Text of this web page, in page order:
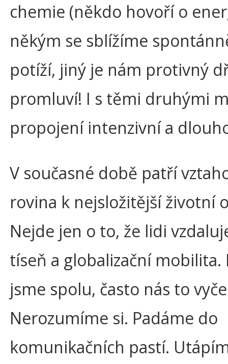
chemie (někdo hovoří o
někým se sblížíme
potíží, jiný je nám protivný
promluví! I s těmi druhými
propojení intenzivní a
V současné době patří
rovina k nejsložitější životní
Nejde jen o to, že lidi
tíseň a globalizační mobilita.
jsme spolu, často nás to
Nerozumíme si. Padáme do
komunikačních pastí.